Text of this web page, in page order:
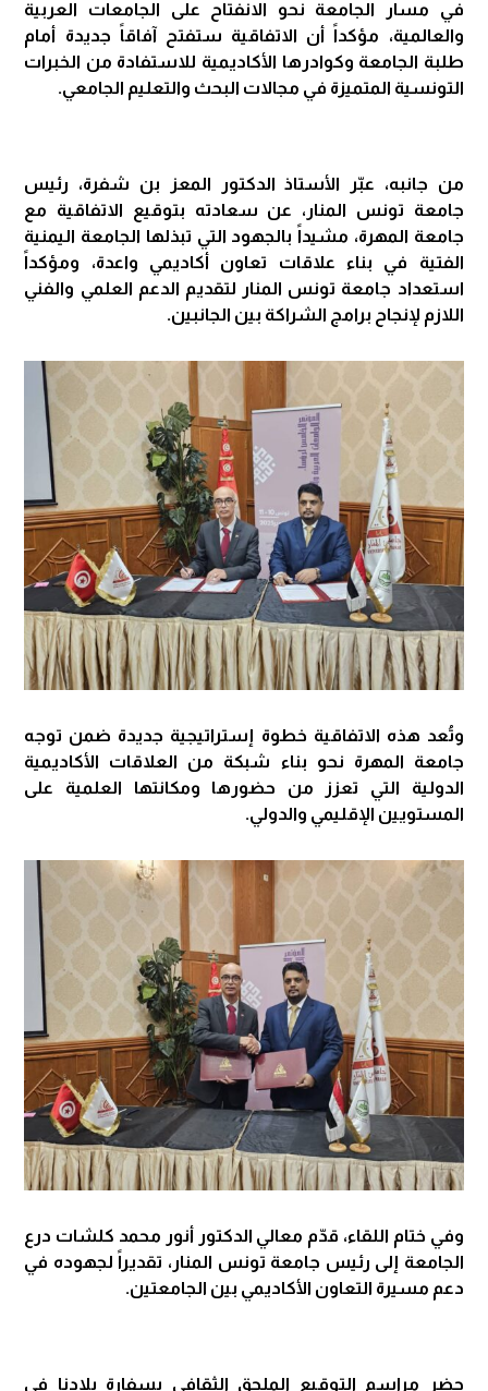
في مسار الجامعة نحو الانفتاح على الجامعات العربية
والعالمية، مؤكداً أن الاتفاقية ستفتح آفاقاً جديدة أمام
طلبة الجامعة وكوادرها الأكاديمية للاستفادة من الخبرات
التونسية المتميزة في مجالات البحث والتعليم الجامعي.
من جانبه، عبّر الأستاذ الدكتور المعز بن شفرة، رئيس
جامعة تونس المنار، عن سعادته بتوقيع الاتفاقية مع
جامعة المهرة، مشيداً بالجهود التي تبذلها الجامعة اليمنية
الفتية في بناء علاقات تعاون أكاديمي واعدة، ومؤكداً
استعداد جامعة تونس المنار لتقديم الدعم العلمي والفني
اللازم لإنجاح برامج الشراكة بين الجانبين.
وتُعد هذه الاتفاقية خطوة إستراتيجية جديدة ضمن توجه
جامعة المهرة نحو بناء شبكة من العلاقات الأكاديمية
الدولية التي تعزز من حضورها ومكانتها العلمية على
المستويين الإقليمي والدولي.
وفي ختام اللقاء، قدّم معالي الدكتور أنور محمد كلشات درع
الجامعة إلى رئيس جامعة تونس المنار، تقديراً لجهوده في
دعم مسيرة التعاون الأكاديمي بين الجامعتين.
حضر مراسم التوقيع الملحق الثقافي بسفارة بلادنا في